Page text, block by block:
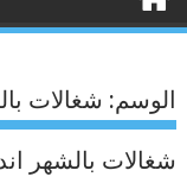
الوسم: شغالات بالشهر
شغالات بالشهر